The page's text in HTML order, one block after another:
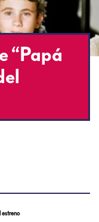
“Papá
estreno